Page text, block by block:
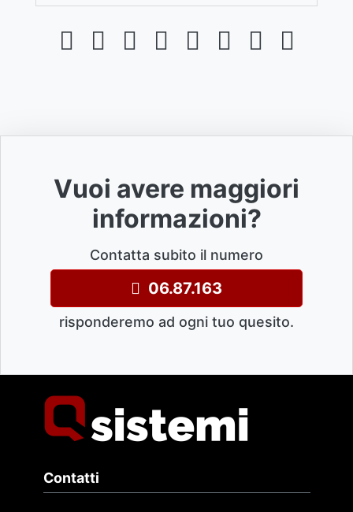
Vuoi avere maggiori
informazioni?
Contatta subito il numero
06.87.163
risponderemo ad ogni tuo quesito.
Contatti